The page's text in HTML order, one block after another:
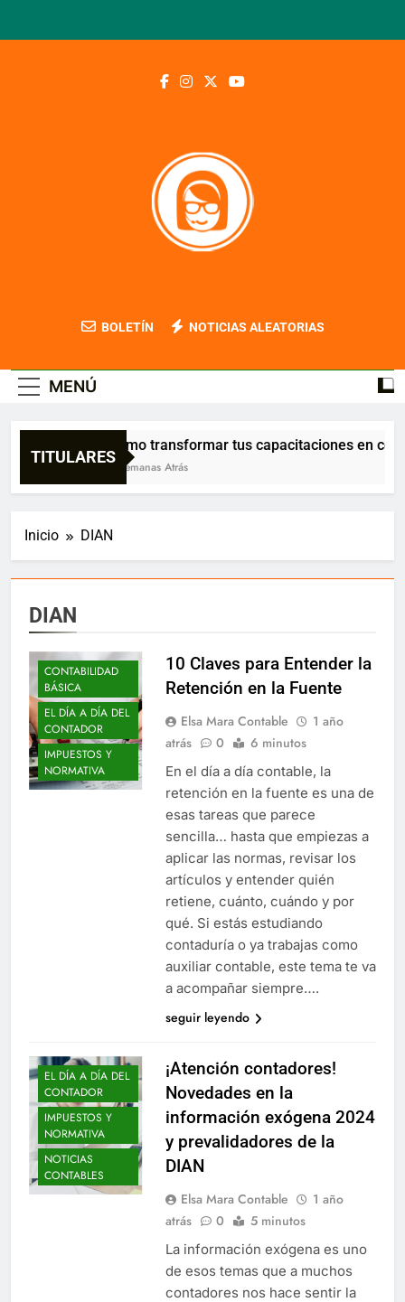
Blog Contable
BOLETÍN NOTICIAS ALEATORIAS
MENÚ
TITULARES
Cómo transformar tus capacitaciones en
3 Semanas Atrás
Inicio DIAN
DIAN
CONTABILIDAD
BÁSICA
EL DÍA A DÍA DEL
CONTADOR
IMPUESTOS Y
NORMATIVA
10 Claves para Entender la
Retención en la Fuente
Elsa Mara Contable
1 año
atrás
0 6 minutos
En el día a día contable, la
retención en la fuente es una de
esas tareas que parece
sencilla… hasta que empiezas a
aplicar las normas, revisar los
artículos y entender quién
retiene, cuánto, cuándo y por
qué. Si estás estudiando
contaduría o ya trabajas como
auxiliar contable, este tema te va
a acompañar siempre….
seguir leyendo
EL DÍA A DÍA DEL
CONTADOR
IMPUESTOS Y
NORMATIVA
NOTICIAS
CONTABLES
¡Atención contadores!
Novedades en la
información exógena 2024
y prevalidadores de la
DIAN
Elsa Mara Contable
1 año
atrás
0 5 minutos
La información exógena es uno
de esos temas que a muchos
contadores nos hace sentir la